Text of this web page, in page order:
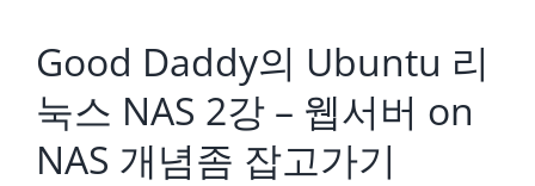
Good Daddy의 Ubuntu 리
눅스 NAS 2강 – 웹서버 on
NAS 개념좀 잡고가기